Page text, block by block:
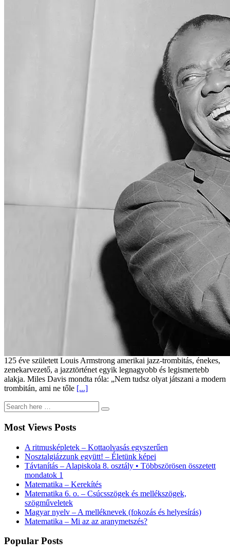
125 éve született Louis Armstrong amerikai jazz-trombitás, énekes,
zenekarvezető, a jazztörténet egyik legnagyobb és legismertebb
alakja. Miles Davis mondta róla: „Nem tudsz olyat játszani a modern
trombitán, ami ne tőle [...]
Most Views Posts
A ritmusképletek – Kottaolvasás egyszerűen
Nosztalgiázzunk együtt! – Életünk képei
Távtanítás – Alapiskola 8. osztály • Többszörösen összetett
mondatok 1
Matematika – Kerekítés
Matematika 6. o. – Csúcsszögek és mellékszögek,
szögműveletek
Magyar nyelv – A melléknevek (fokozás és helyesírás)
Matematika – Mi az az aranymetszés?
Popular Posts